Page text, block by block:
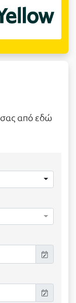
σας από εδώ